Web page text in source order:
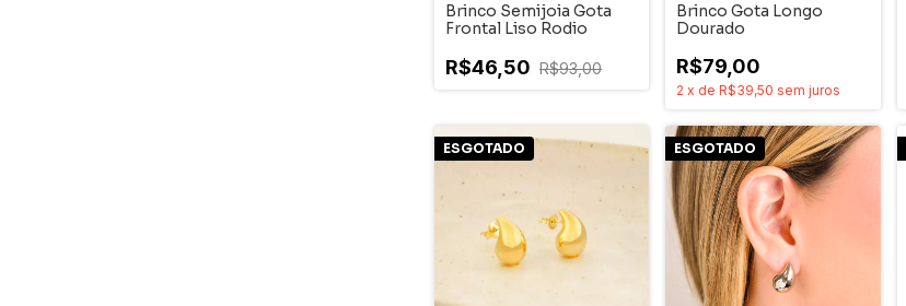
Brinco Semijoia Gota
Frontal Liso Rodio
R$46,50 R$93,00
Brinco Gota Longo
Dourado
R$79,00
2 x deR$39,50 sem juros
ESGOTADO ESGOTADO